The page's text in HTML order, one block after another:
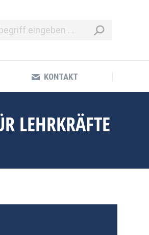
KONTAKT
LEHRKRÄFTE